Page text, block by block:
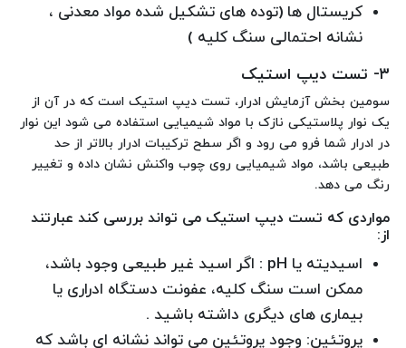
کریستال ها (توده های تشکیل شده مواد معدنی ،
نشانه احتمالی سنگ کلیه )
۳- تست دیپ استیک
سومین بخش آزمایش ادرار، تست دیپ استیک است که در آن از
یک نوار پلاستیکی نازک با مواد شیمیایی استفاده می شود این نوار
در ادرار شما فرو می رود و اگر سطح ترکیبات ادرار بالاتر از حد
طبیعی باشد، مواد شیمیایی روی چوب واکنش نشان داده و تغییر
رنگ می دهد.
مواردی که تست دیپ استیک می تواند بررسی کند عبارتند
از:
اسیدیته یا pH : اگر اسید غیر طبیعی وجود باشد،
ممکن است سنگ کلیه، عفونت دستگاه ادراری یا
بیماری های دیگری داشته باشید .
پروتئین: وجود پروتئین می تواند نشانه ای باشد که